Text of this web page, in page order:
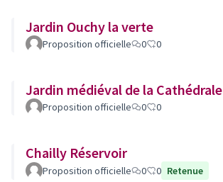
Jardin Ouchy la verte
Proposition officielle 0 0
Jardin médiéval de la Cathédrale
Proposition officielle 0 0
Chailly Réservoir
Proposition officielle 0 0 Retenue